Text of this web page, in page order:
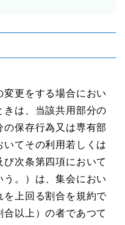
更をする場合におい
は、当該共用部分の
保存行為又は専有部
てその利用若しくは
次条第四項において
う。）は、集会におい
を上回る割合を規約で
以上）の者であつて